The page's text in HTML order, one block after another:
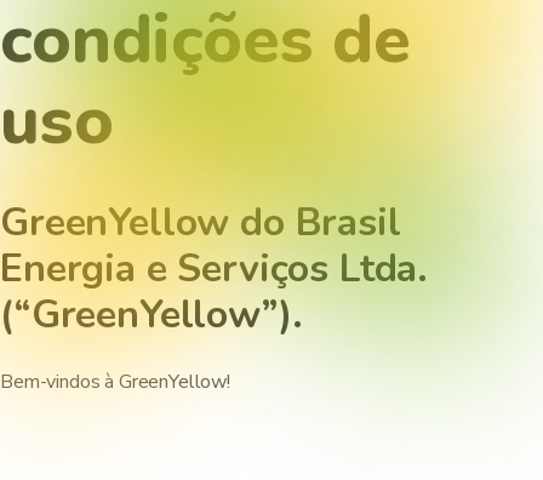
condições de
uso
GreenYellow do Brasil
Energia e Serviços Ltda.
(“GreenYellow”).
Bem-vindos à GreenYellow!